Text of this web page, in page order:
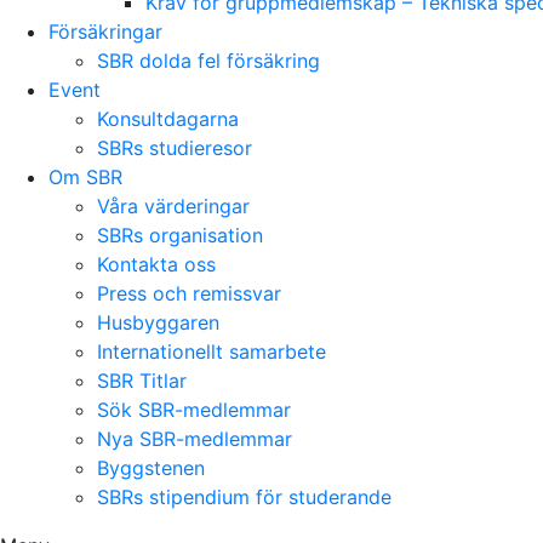
Försäkringar
SBR dolda fel försäkring
Event
Konsultdagarna
SBRs studieresor
Om SBR
Våra värderingar
SBRs organisation
Kontakta oss
Press och remissvar
Husbyggaren
Internationellt samarbete
SBR Titlar
Sök SBR-medlemmar
Nya SBR-medlemmar
Byggstenen
SBRs stipendium för studerande